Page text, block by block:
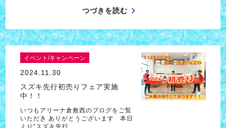
つづきを読む
イベント/キャンペーン
2024.11.30
スズキ先行初売りフェア実施
中！！
いつもアリーナ倉敷西のブログをご覧
いただき ありがとうございます 本日